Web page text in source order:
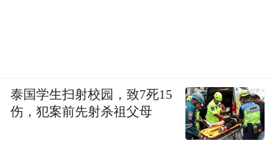
泰国学生扫射校园，致7死15
伤，犯案前先射杀祖父母